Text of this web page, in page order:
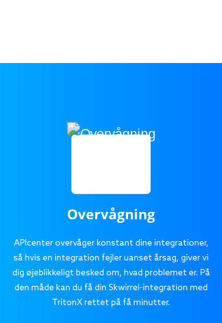
Overvågning
APIcenter overvåger konstant dine integrationer,
så hvis en integration fejler uanset årsag, giver vi
dig øjeblikkeligt besked om, hvad problemet er. På
den måde kan du få din Skwirrel-integration med
TritonX rettet på få minutter.